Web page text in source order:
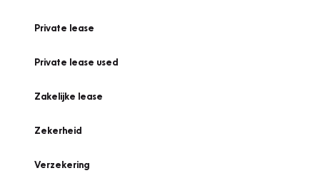
Private lease
Private lease used
Zakelijke lease
Zekerheid
Verzekering